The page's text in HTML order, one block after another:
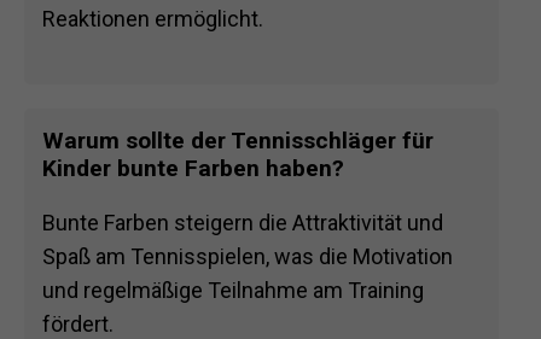
Reaktionen ermöglicht.
Warum sollte der Tennisschläger für
Kinder bunte Farben haben?
Bunte Farben steigern die Attraktivität und
Spaß am Tennisspielen, was die Motivation
und regelmäßige Teilnahme am Training
fördert.